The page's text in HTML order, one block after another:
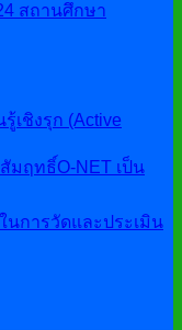
สถานศึกษา
เชิงรุก (Active
มฤทธิ์O-NET เป็น
นการวัดและประเมิน